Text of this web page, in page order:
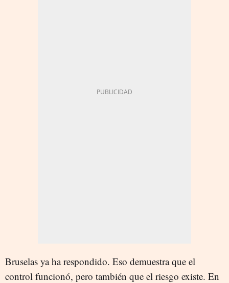
Bruselas ya ha respondido. Eso demuestra que el
control funcionó, pero también que el riesgo existe. En